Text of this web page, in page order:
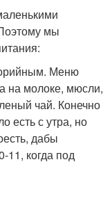
мы
Меню
на молоке, мюсли,
чай. Конечно
есть с утра, но
дабы
11, когда под